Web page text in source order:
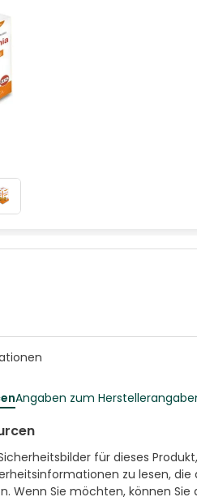
Angaben zum
für dieses
zu lesen, die
Wenn Sie möchten, können